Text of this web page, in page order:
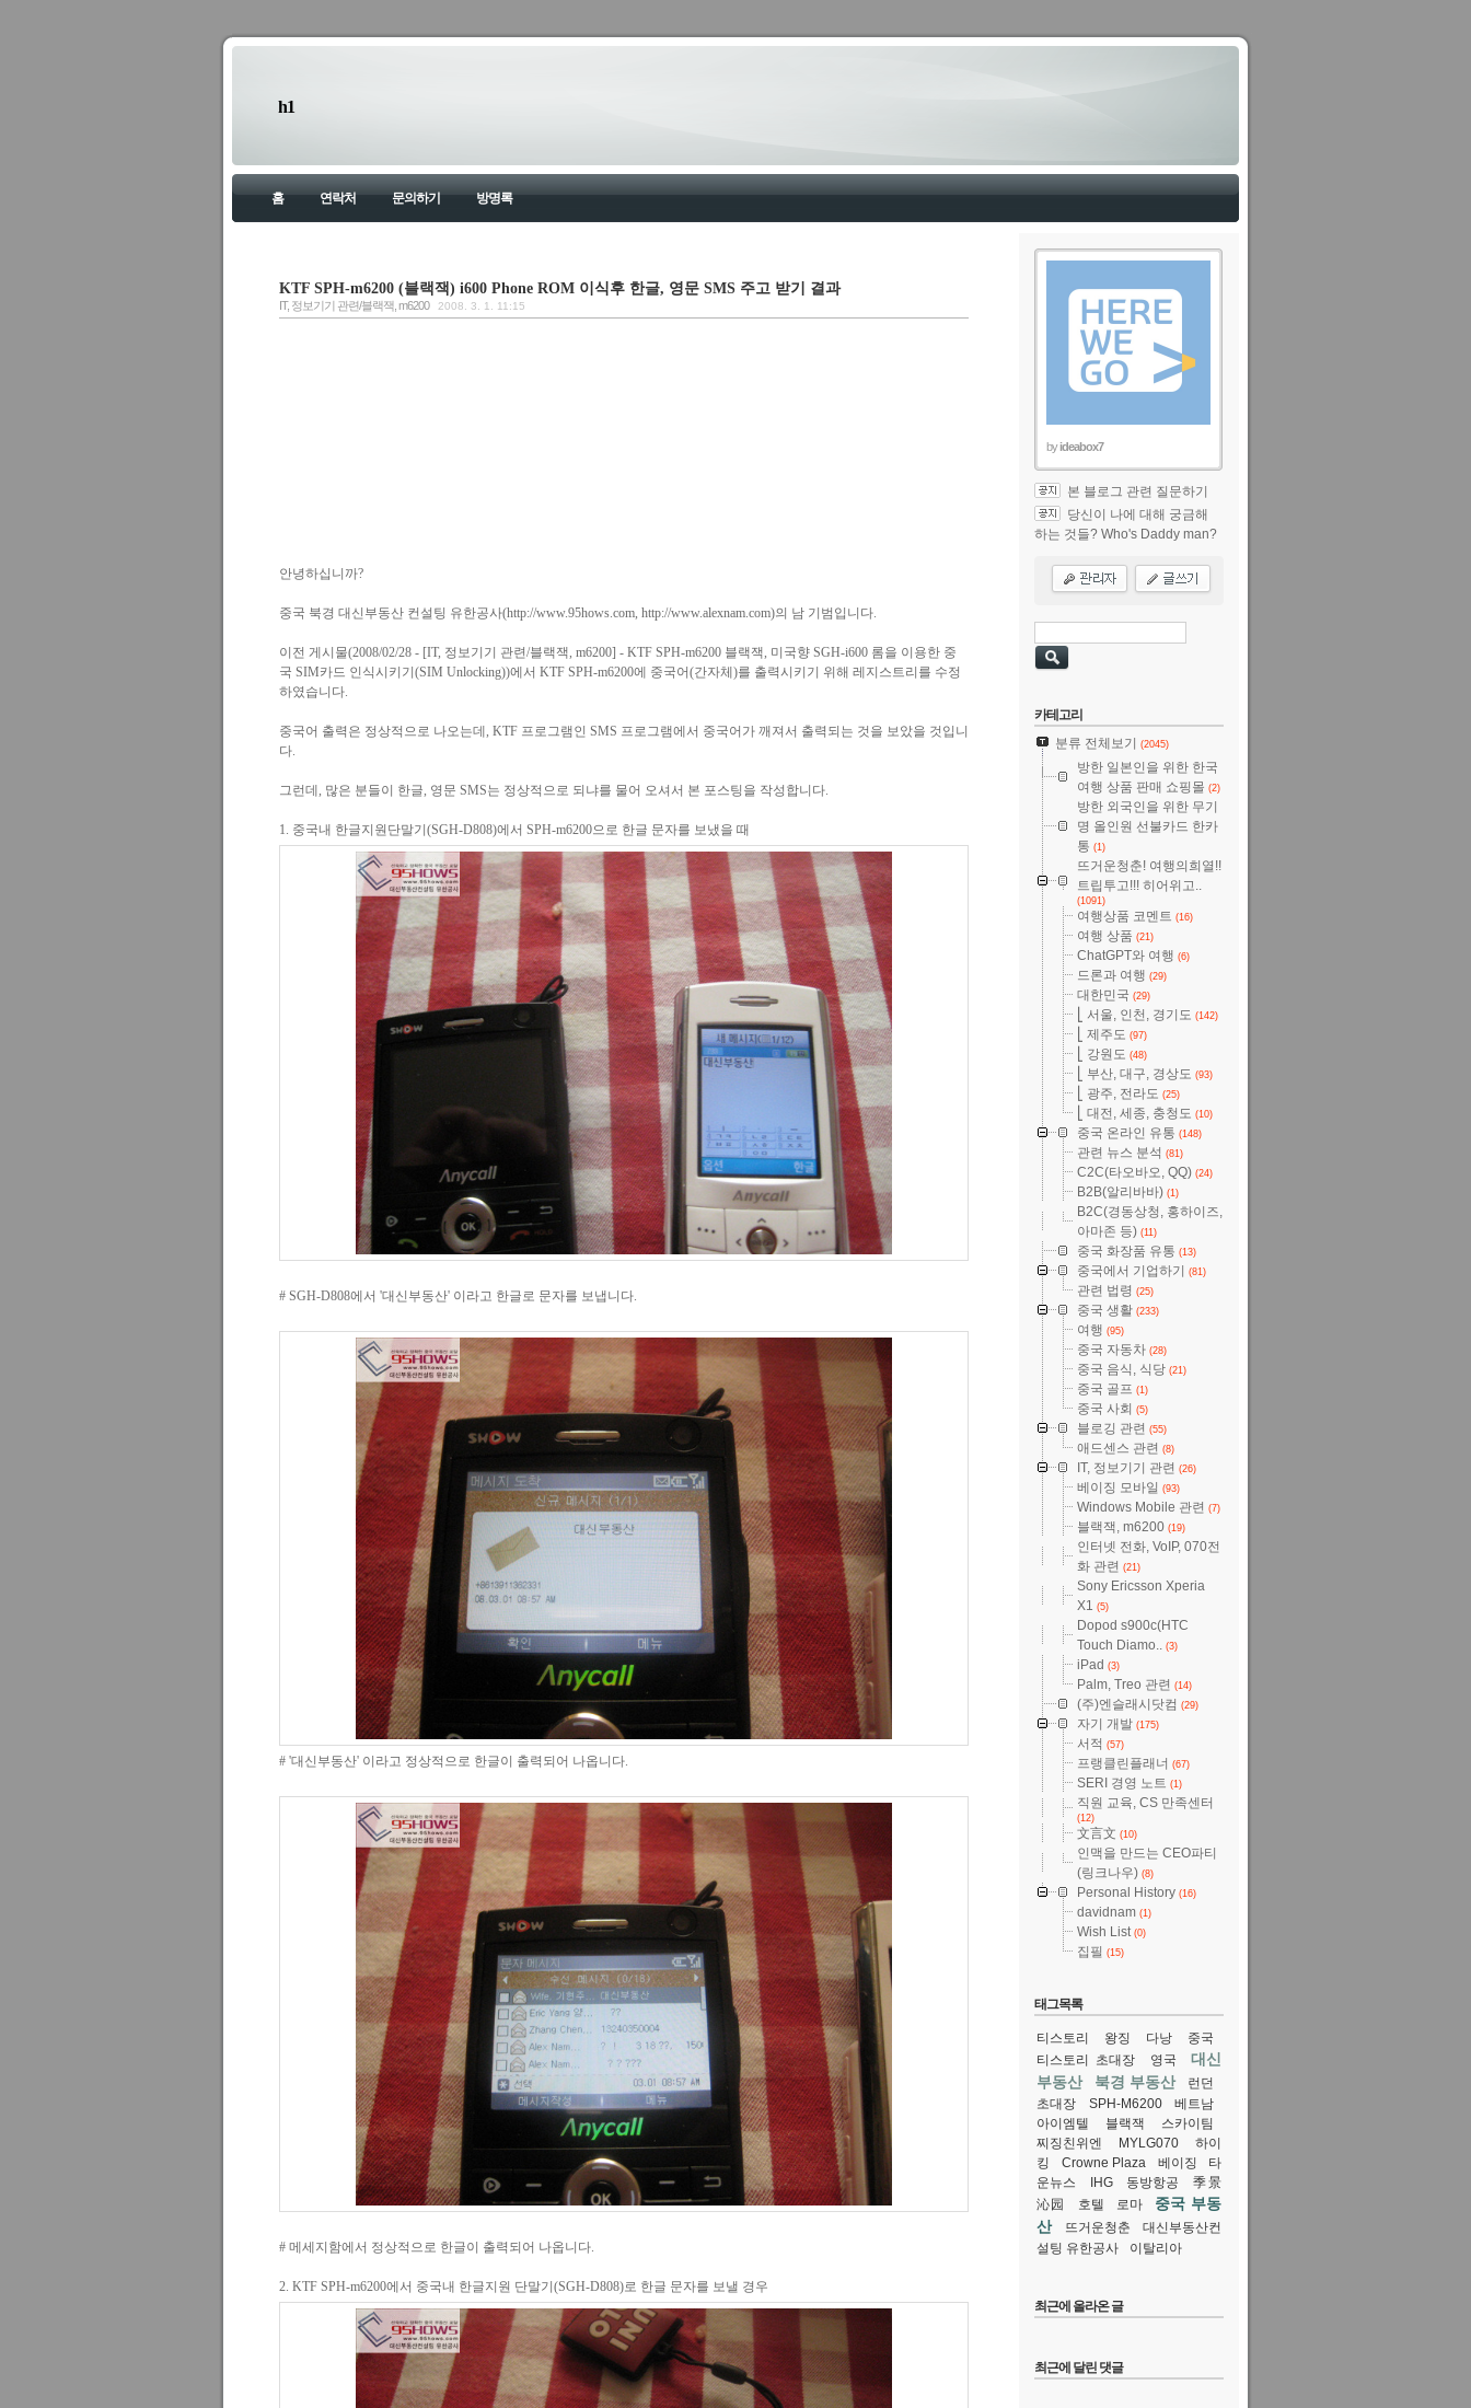
h1
홈 연락처 문의하기 방명록
KTF SPH-m6200 (블랙잭) i600 Phone ROM 이식후 한글, 영문 SMS 주고 받기 결과
IT, 정보기기 관련/블랙잭, m6200 2008. 3. 1. 11:15
안녕하십니까?
중국 북경 대신부동산 컨설팅 유한공사(http://www.95hows.com, http://www.alexnam.com)의 남 기범입니다.
이전 게시물(2008/02/28 - [IT, 정보기기 관련/블랙잭, m6200] - KTF SPH-m6200 블랙잭, 미국향 SGH-i600 롬을 이용한 중
국 SIM카드 인식시키기(SIM Unlocking))에서 KTF SPH-m6200에 중국어(간자체)를 출력시키기 위해 레지스트리를 수정
하였습니다.
중국어 출력은 정상적으로 나오는데, KTF 프로그램인 SMS 프로그램에서 중국어가 깨져서 출력되는 것을 보았을 것입니
다.
그런데, 많은 분들이 한글, 영문 SMS는 정상적으로 되냐를 물어 오셔서 본 포스팅을 작성합니다.
1. 중국내 한글지원단말기(SGH-D808)에서 SPH-m6200으로 한글 문자를 보냈을 때
# SGH-D808에서 '대신부동산' 이라고 한글로 문자를 보냅니다.
# '대신부동산' 이라고 정상적으로 한글이 출력되어 나옵니다.
# 메세지함에서 정상적으로 한글이 출력되어 나옵니다.
2. KTF SPH-m6200에서 중국내 한글지원 단말기(SGH-D808)로 한글 문자를 보낼 경우
byideabox7
본 블로그 관련 질문하기
당신이 나에 대해 궁금해
하는 것들? Who's Daddy man?
카테고리
분류 전체보기
(2045)
방한 일본인을 위한 한국
여행 상품 판매 쇼핑몰 (2)
방한 외국인을 위한 무기
명 올인원 선불카드 한카
통 (1)
뜨거운청춘! 여행의희열!!
트립투고!!! 히어위고..
(1091)
여행상품 코멘트 (16)
여행 상품 (21)
ChatGPT와 여행 (6)
드론과 여행 (29)
대한민국 (29)
⎣ 서울, 인천, 경기도 (142)
⎣ 제주도 (97)
⎣ 강원도 (48)
⎣ 부산, 대구, 경상도 (93)
⎣ 광주, 전라도 (25)
⎣ 대전, 세종, 충청도 (10)
중국 온라인 유통 (148)
관련 뉴스 분석 (81)
C2C(타오바오, QQ) (24)
B2B(알리바바) (1)
B2C(경동상청, 홍하이즈,
아마존 등) (11)
중국 화장품 유통 (13)
중국에서 기업하기 (81)
관련 법령 (25)
중국 생활 (233)
여행 (95)
중국 자동차 (28)
중국 음식, 식당 (21)
중국 골프 (1)
중국 사회 (5)
블로깅 관련 (55)
애드센스 관련 (8)
IT, 정보기기 관련 (26)
베이징 모바일 (93)
Windows Mobile 관련 (7)
블랙잭, m6200 (19)
인터넷 전화, VoIP, 070전
화 관련 (21)
Sony Ericsson Xperia
X1 (5)
Dopod s900c(HTC
Touch Diamo.. (3)
iPad (3)
Palm, Treo 관련 (14)
(주)엔슬래시닷컴 (29)
자기 개발 (175)
서적 (57)
프랭클린플래너 (67)
SERI 경영 노트 (1)
직원 교육, CS 만족센터
(12)
文言文 (10)
인맥을 만드는 CEO파티
(링크나우) (8)
Personal History (16)
davidnam (1)
Wish List(0)
집필 (15)
태그목록
티스토리 왕징 다낭
중국
티스토리 초대장
영국
대신
부동산
북경 부동산
런던
초대장
SPH-M6200
베트남
아이엠텔
블랙잭
스카이팀
찌징친위엔
MYLG070
하이
킹
Crowne Plaza 베이징
타
운뉴스
IHG 동방항공
季景
沁园
호텔 로마
중국 부동
산
뜨거운청춘
대신부동산컨
설팅 유한공사
이탈리아
최근에 올라온 글
최근에 달린 댓글